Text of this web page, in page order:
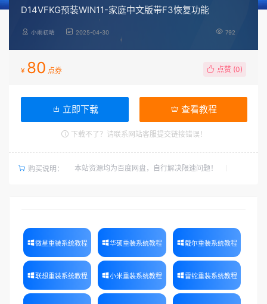
D14VFKG预装WIN11-家庭中文版带F3恢复功能
小雨初晴 2025-04-30 792
¥ 80 点券 点赞 (0)
立即下载 查看教程
下载不了？请联系网站客服提交链接错误！
购买说明： 本站资源均为百度网盘，自行解决限速问题！
微星重装系统教程 华硕重装系统教程 戴尔重装系统教程
联想重装系统教程 小米重装系统教程 雷蛇重装系统教程